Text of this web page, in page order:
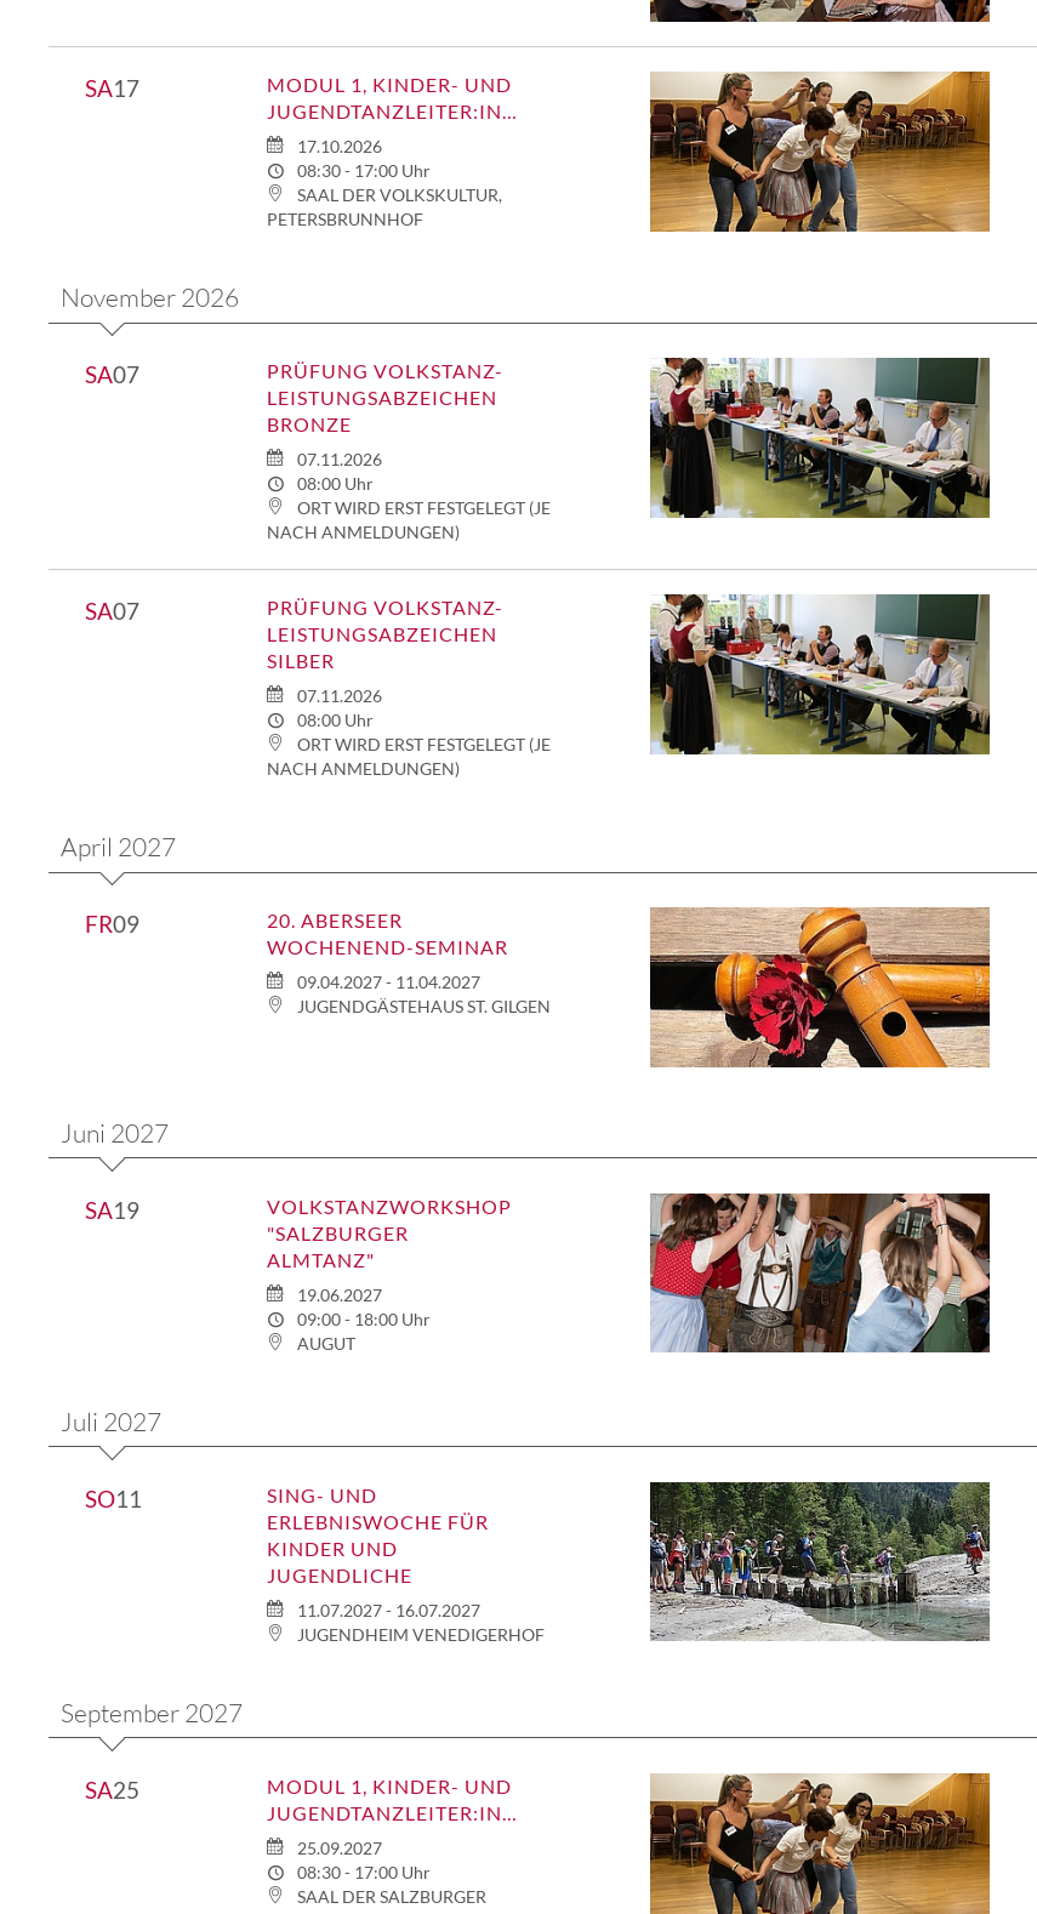
SA17
MODUL 1, KINDER- UND
JUGENDTANZLEITER:INNENAUSBILDUNG
17.10.2026
08:30 - 17:00 Uhr
SAAL DER VOLKSKULTUR,
PETERSBRUNNHOF
November 2026
SA07
PRÜFUNG VOLKSTANZ-
LEISTUNGSABZEICHEN
BRONZE
07.11.2026
08:00 Uhr
ORT WIRD ERST FESTGELEGT (JE
NACH ANMELDUNGEN)
SA07
PRÜFUNG VOLKSTANZ-
LEISTUNGSABZEICHEN
SILBER
07.11.2026
08:00 Uhr
ORT WIRD ERST FESTGELEGT (JE
NACH ANMELDUNGEN)
April 2027
FR09
20. ABERSEER
WOCHENEND-SEMINAR
09.04.2027 - 11.04.2027
JUGENDGÄSTEHAUS ST. GILGEN
Juni 2027
SA19
VOLKSTANZWORKSHOP
"SALZBURGER
ALMTANZ"
19.06.2027
09:00 - 18:00 Uhr
AUGUT
Juli 2027
SO11
SING- UND
ERLEBNISWOCHE FÜR
KINDER UND
JUGENDLICHE
11.07.2027 - 16.07.2027
JUGENDHEIM VENEDIGERHOF
September 2027
SA25
MODUL 1, KINDER- UND
25.09.2027
08:30 - 17:00 Uhr
SAAL DER SALZBURGER